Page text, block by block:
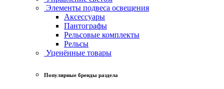
Элементы подвеса освещения
Аксессуары
Пантографы
Рельсовые комплекты
Рельсы
Уценённые товары
Популярные бренды раздела